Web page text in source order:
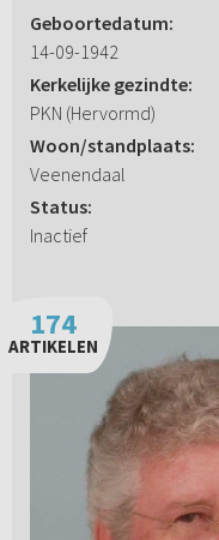
Geboortedatum:
14-09-1942
Kerkelijke gezindte:
PKN (Hervormd)
Woon/standplaats:
Veenendaal
Status:
Inactief
174
ARTIKELEN